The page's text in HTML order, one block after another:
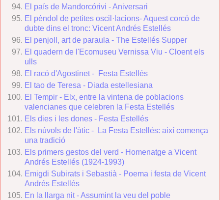
El país de Mandorcórivi - Aniversari
El pèndol de petites oscil·lacions- Aquest corcó de
dubte dins el tronc: Vicent Andrés Estellés
El penjoll, art de paraula - The Estellés Supper
El quadern de l'Ecomuseu Vernissa Viu - Cloent els
ulls
El racó d'Agostinet - Festa Estellés
El tao de Teresa - Diada estellesiana
El Tempir - Elx, entre la vintena de poblacions
valencianes que celebren la Festa Estellés
Els dies i les dones - Festa Estellés
Els núvols de l'àtic - La Festa Estellés: així comença
una tradició
Els primers gestos del verd - Homenatge a Vicent
Andrés Estellés (1924-1993)
Emigdi Subirats i Sebastià - Poema i festa de Vicent
Andrés Estellés
En la llarga nit - Assumint la veu del poble